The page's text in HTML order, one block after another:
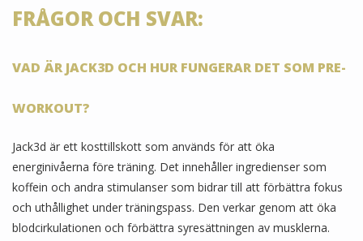
FRÅGOR OCH SVAR:
VAD ÄR JACK3D OCH HUR FUNGERAR DET SOM PRE-
WORKOUT?
Jack3d är ett kosttillskott som används för att öka
energinivåerna före träning. Det innehåller ingredienser som
koffein och andra stimulanser som bidrar till att förbättra fokus
och uthållighet under träningspass. Den verkar genom att öka
blodcirkulationen och förbättra syresättningen av musklerna.